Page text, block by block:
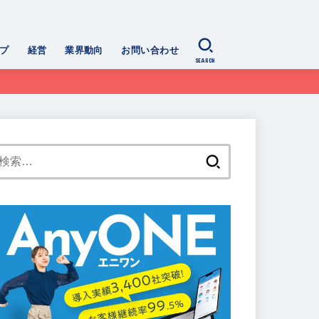
経営 業界動向 お問い合わせ
SEARCH